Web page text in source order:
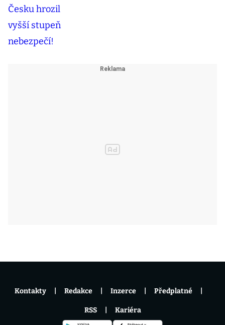
Kontakty Redakce Inzerce Předplatné
RSS Kariéra